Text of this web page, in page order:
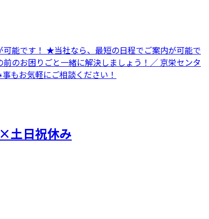
可能です！ ★当社なら、最短の日程でご案内が可能で
のお困りごと一緒に解決しましょう！／ 京栄センタ
もお気軽にご相談ください！
土日祝休み